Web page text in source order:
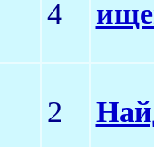
4
2